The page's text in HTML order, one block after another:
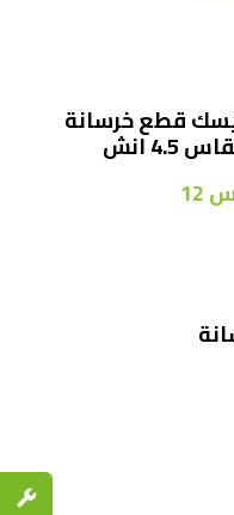
قطع خرسانة
4.5 انش
12
قطع